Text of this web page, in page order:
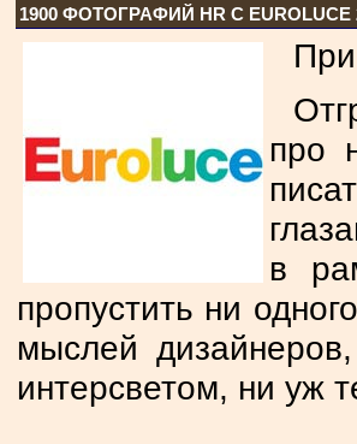
1900 ФОТОГРАФИЙ HR С EUROLUCE
про
в
пропустить ни
мыслей
интерсветом, ни уж